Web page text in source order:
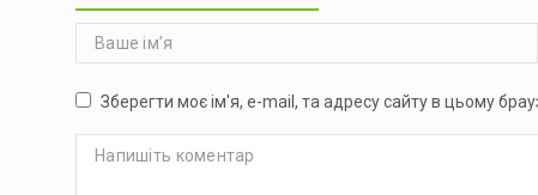
Зберегти моє ім'я, e-mail, та адресу сайту в цьому